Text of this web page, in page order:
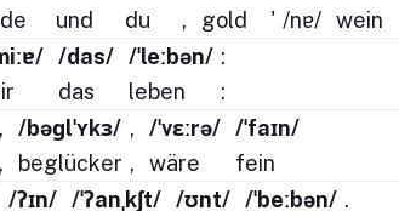
und
du
,
gold
' /nɐ/ wein
/das/
das
/ˈleːbən/
leben
:
:
,
,
/bəɡlˈʏkɜ/
beglücker
,
,
/ˈvɛːrə/
wäre
/ˈfaɪn/
fein
/ʔɪn/ /ˈʔanˌkʃt/ /ʊnt/ /ˈbeːbən/ .